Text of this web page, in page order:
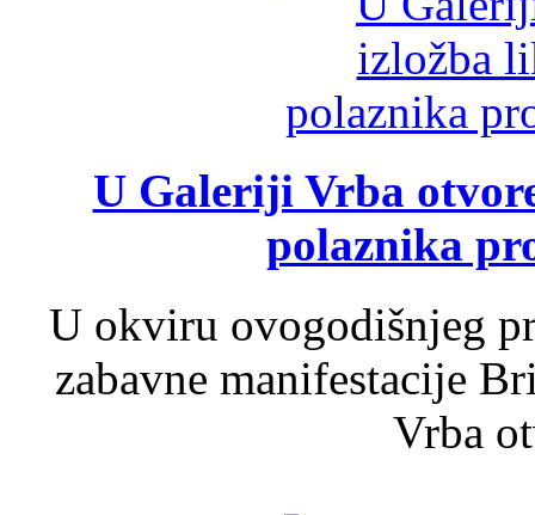
U Galeriji Vrba
polaznika
U okviru ovogodišnjeg
zabavne manifestacije
Vrba